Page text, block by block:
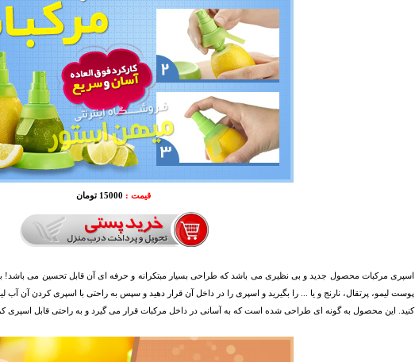
قیمت : 15000 تومان
اسپری مرکبات محصول جدید و بی نظیری می باشد که طراحی بسیار مبتکرانه و حرفه ای آن قابل تحسین می باشد!
پوست لیمو، پرتقال، نارنج و یا ... را بگیرید و اسپری را در داخل آن قرار دهید و سپس به راحتی با اسپری کردن آن
کنید. این محصول به گونه ای طراحی شده است که به آسانی در داخل مرکبات قرار می گیرد و به راحتی قابل اسپری